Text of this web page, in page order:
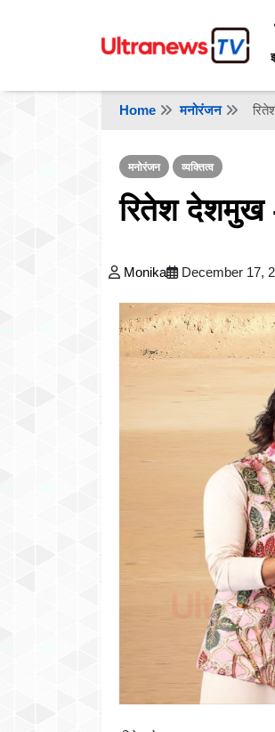
Home मनोरंजन
मनोरंजन व्यक्तित्व
रितेश
Monika December 17,